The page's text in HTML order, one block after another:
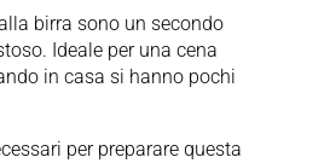
birra sono un secondo
Ideale per una cena
in casa si hanno pochi
per preparare questa